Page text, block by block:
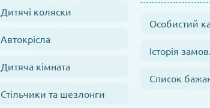
Дитячі коляски
Автокрісла
Дитяча кімната
Стільчики та шезлонги
Особистий
Історія
Список